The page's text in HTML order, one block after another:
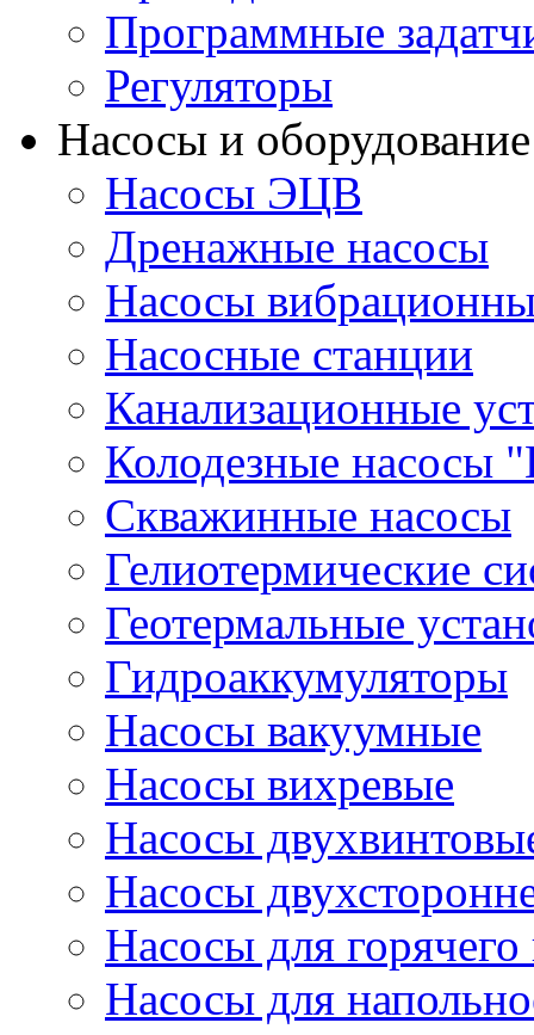
Программные
Регуляторы
Насосы и оборудование
Насосы ЭЦВ
Дренажные насосы
Насосы
Насосные станции
Канализационные
Колодезные насосы
Скважинные насосы
Гелиотермические
Геотермальные
Гидроаккумуляторы
Насосы вакуумные
Насосы вихревые
Насосы
Насосы
Насосы для
Насосы для